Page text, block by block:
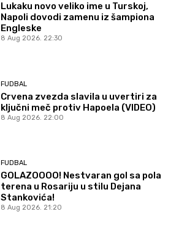
Lukaku novo veliko ime u Turskoj,
Napoli dovodi zamenu iz šampiona
Engleske
8 Aug 2026. 22:30
FUDBAL
Crvena zvezda slavila u uvertiri za
ključni meč protiv Hapoela (VIDEO)
8 Aug 2026. 22:00
FUDBAL
GOLAZOOOO! Nestvaran gol sa pola
terena u Rosariju u stilu Dejana
Stankovića!
8 Aug 2026. 21:20